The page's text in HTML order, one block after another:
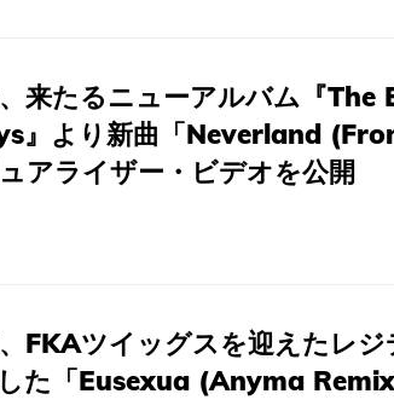
来たるニューアルバム『The
』より新曲「Neverland
アライザー・ビデオを公開
FKAツイッグスを迎えたレジ
た「Eusexua (Anyma